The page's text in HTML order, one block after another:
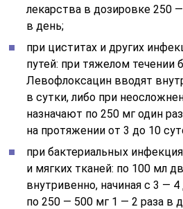
лекарства в дозировке 250
в день;
при циститах и других
путей: при тяжелом течении
Левофлоксацин вводят
в сутки, либо при
назначают по 250 мг один
на протяжении от 3 до 10
при бактериальных
и мягких тканей: по 100 мл
внутривенно, начиная с 3 —
по 250 — 500 мг 1 — 2 раза в